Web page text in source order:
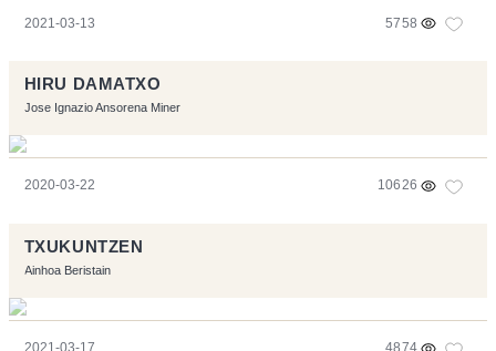
2021-03-13 5758
HIRU DAMATXO
Jose Ignazio Ansorena Miner
2020-03-22 10626
TXUKUNTZEN
Ainhoa Beristain
2021-03-17 4874